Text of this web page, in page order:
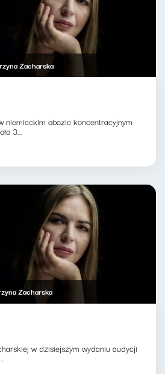
Zacharska
niemieckim obozie koncentracyjnym
3...
Zacharska
w dzisiejszym wydaniu audycji